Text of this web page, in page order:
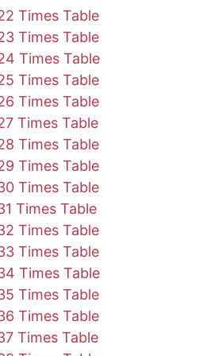
176 187
192 204
208 221
224 238
240 255
256 272
272 289
288 306
304 323
320 340
Times Table
Times Table
Times Table
Times Table
Times Table
Times Table
Times Table
Times Table
Times Table
Times Table
Times Table
Times Table
Times Table
Times Table
Times Table
Times Table